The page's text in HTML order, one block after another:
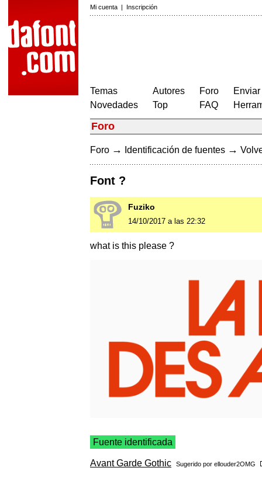
Mi cuenta | Inscripción
Temas
Novedades
Autores
Top
Foro
FAQ
Foro
Foro → Identificación de fuentes →
Font ?
Fuziko
14/10/2017 a las 22:32
what is this please ?
Fuente identificada
Avant Garde Gothic Sugerido por ellouder2OMG